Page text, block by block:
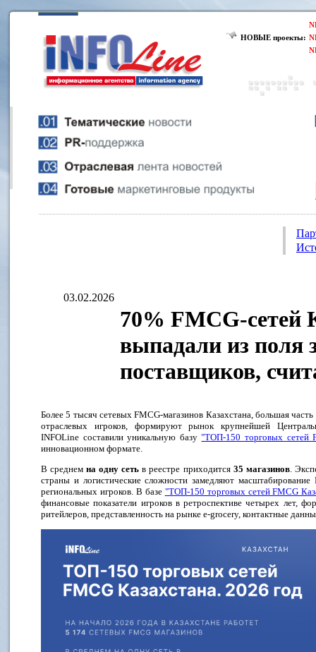
НОВЫЕ проекты:
03.02.2026
70% FMCG-сетей
выпадали из поля
поставщиков,
Более 5 тысяч сетевых FMCG-магазинов Казахстана, большая
отраслевых игроков, формируют рынок крупнейшей
INFOLine составили уникальную базу"ТОП-150 торговых сетей
инновационном формате.
В среднемна одну сеть в реестре приходится 35 магазинов.
страны и логистические сложности замедляют масштабирование
региональных игроков. В базе "ТОП-150 торговых сетей FMCG
финансовые показатели игроков в ретроспективе четырех лет,
ритейлеров, представленность на рынке e-grocery, контактные